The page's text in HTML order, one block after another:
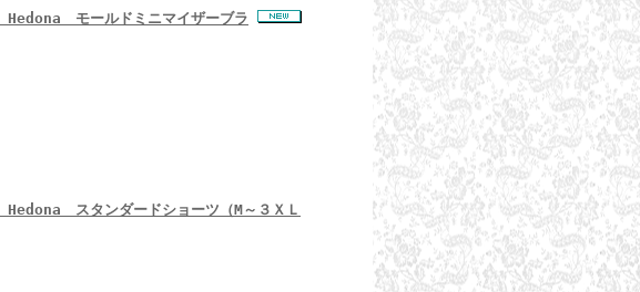
モールドミニマイザーブラ
スタンダードショーツ（M～３ＸＬ